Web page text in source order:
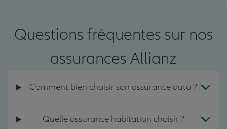
Questions fréquentes sur nos
assurances Allianz
Comment bien choisir son assurance auto ?
Quelle assurance habitation choisir ?